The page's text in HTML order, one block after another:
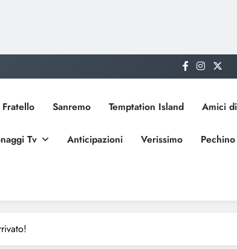
Sanremo Temptation Island Amici
Tv Anticipazioni Verissimo